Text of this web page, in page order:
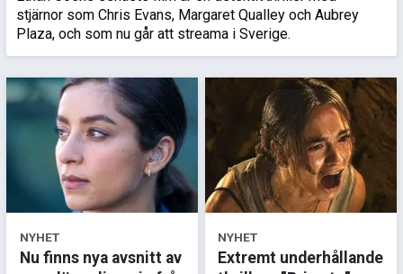
stjärnor som Chris Evans, Margaret Qualley och Aubrey
Plaza, och som nu går att streama i Sverige.
NYHET
Extremt underhållande
NYHET
Nu finns nya avsnitt av